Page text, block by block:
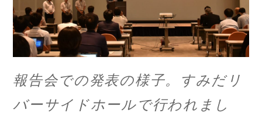
報告会での発表の様子。すみだリ
バーサイドホールで行われまし